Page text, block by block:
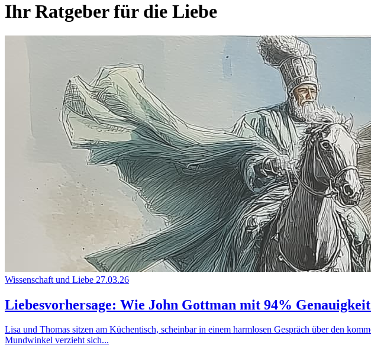
Ihr Ratgeber für die Liebe
Wissenschaft und Liebe 27.03.26
Liebesvorhersage: Wie John Gottman mit 94%
Lisa und Thomas sitzen am Küchentisch, scheinbar in einem harmlosen Gespräch über den
Mundwinkel verzieht sich...